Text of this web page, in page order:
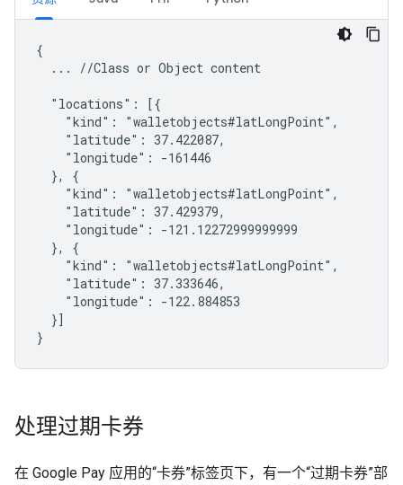
{
  ... //Class or Object content
  "locations": [{
    "kind": "walletobjects#latLongPoint",
    "latitude": 37.422087,
    "longitude": -161446
  }, {
    "kind": "walletobjects#latLongPoint",
    "latitude": 37.429379,
    "longitude": -121.12272999999999
  }, {
    "kind": "walletobjects#latLongPoint",
    "latitude": 37.333646,
    "longitude": -122.884853
  }]
}
处理过期卡券
在 Google Pay 应用的“卡券”标签页下，有一个“过期卡券”部